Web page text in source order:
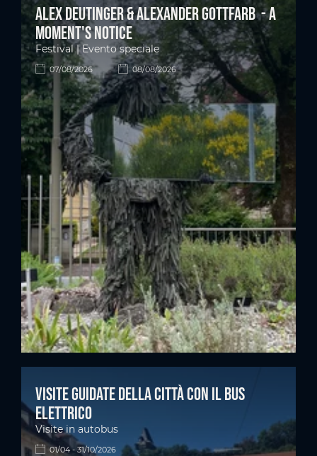
Alex Deutinger & Alexander Gottfarb - A
moment's notice
Festival | Evento speciale
07/08/2026 08/08/2026
Visite guidate della città con il bus
elettrico
Visite in autobus
01/04 - 31/10/2026